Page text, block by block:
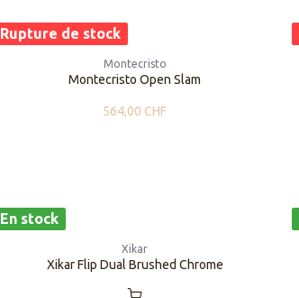
Rupture de stock
Montecristo
Montecristo Open Slam
564,00 CHF
En stock
Xikar
Xikar Flip Dual Brushed Chrome